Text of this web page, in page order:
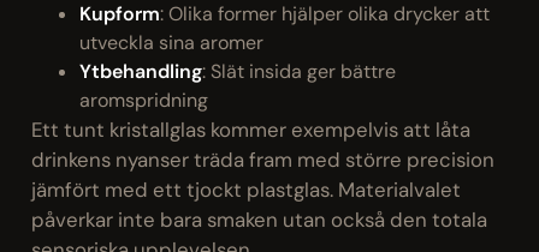
Kupform: Olika former hjälper olika drycker att
utveckla sina aromer
Ytbehandling: Slät insida ger bättre
aromspridning
Ett tunt kristallglas kommer exempelvis att låta
drinkens nyanser träda fram med större precision
jämfört med ett tjockt plastglas. Materialvalet
påverkar inte bara smaken utan också den totala